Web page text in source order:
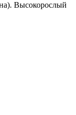
Высокорослый